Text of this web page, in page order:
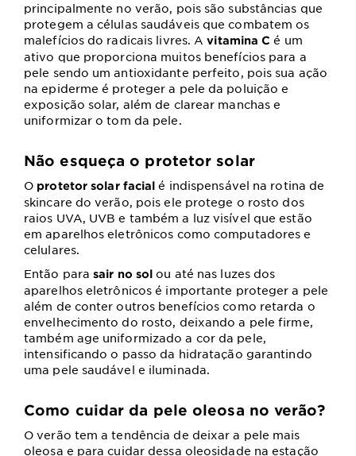
principalmente no verão, pois são substâncias que
protegem a células saudáveis que combatem os
malefícios do radicais livres. Avitamina C é um
ativo que proporciona muitos benefícios para a
pele sendo um antioxidante perfeito, pois sua ação
na epiderme é proteger a pele da poluição e
exposição solar, além de clarear manchas e
uniformizar o tom da pele.
Não esqueça o protetor solar
O protetor solar facial é indispensável na rotina de
skincare do verão, pois ele protege o rosto dos
raios UVA, UVB e também a luz visível que estão
em aparelhos eletrônicos como computadores e
celulares.
Então parasair no sol ou até nas luzes dos
aparelhos eletrônicos é importante proteger a pele
além de conter outros benefícios como retarda o
envelhecimento do rosto, deixando a pele firme,
também age uniformizado a cor da pele,
intensificando o passo da hidratação garantindo
uma pele saudável e iluminada.
Como cuidar da pele oleosa no verão?
O verão tem a tendência de deixar a pele mais
oleosa e para cuidar dessa oleosidade na estação